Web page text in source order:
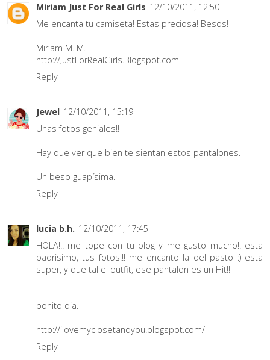
Miriam Just For Real Girls 12/10/2011, 12:50
Me encanta tu camiseta! Estas preciosa! Besos!
Miriam M. M.
http://JustForRealGirls.Blogspot.com
Reply
Jewel 12/10/2011, 15:19
Unas fotos geniales!!
Hay que ver que bien te sientan estos pantalones.
Un beso guapísima.
Reply
lucia b.h. 12/10/2011, 17:45
HOLA!!! me tope con tu blog y me gusto mucho!! esta
padrisimo, tus fotos!!! me encanto la del pasto :) esta
super, y que tal el outfit, ese pantalon es un Hit!!
bonito dia.
http://ilovemyclosetandyou.blogspot.com/
Reply